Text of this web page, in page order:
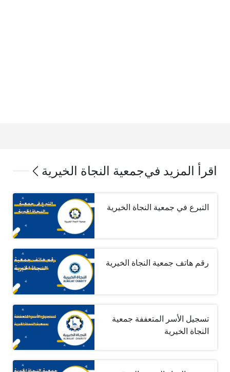
اقرأ المزيد فيجمعية النجاة الخيرية
التبرع في جمعية النجاة الخيرية
رقم هاتف جمعية النجاة الخيرية
تسجيل الأسر المتعففة جمعية
النجاة الخيرية